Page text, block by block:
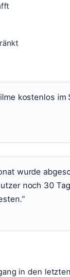
kostenlos im
wurde
noch 30
in den